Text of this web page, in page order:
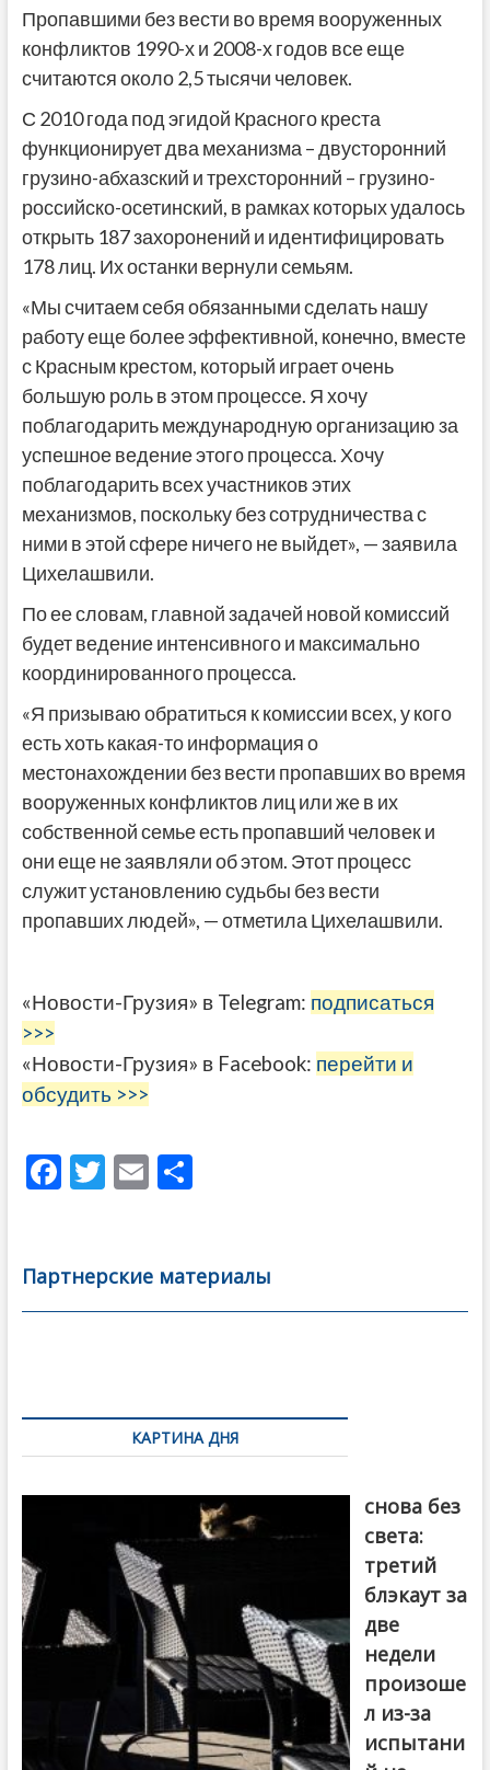
Пропавшими без вести во время вооруженных
конфликтов 1990-х и 2008-х годов все еще
считаются около 2,5 тысячи человек.
С 2010 года под эгидой Красного креста
функционирует два механизма – двусторонний
грузино-абхазский и трехсторонний – грузино-
российско-осетинский, в рамках которых удалось
открыть 187 захоронений и идентифицировать
178 лиц. Их останки вернули семьям.
«Мы считаем себя обязанными сделать нашу
работу еще более эффективной, конечно, вместе
с Красным крестом, который играет очень
большую роль в этом процессе. Я хочу
поблагодарить международную организацию за
успешное ведение этого процесса. Хочу
поблагодарить всех участников этих
механизмов, поскольку без сотрудничества с
ними в этой сфере ничего не выйдет», — заявила
Цихелашвили.
По ее словам, главной задачей новой комиссий
будет ведение интенсивного и максимально
координированного процесса.
«Я призываю обратиться к комиссии всех, у кого
есть хоть какая-то информация о
местонахождении без вести пропавших во время
вооруженных конфликтов лиц или же в их
собственной семье есть пропавший человек и
они еще не заявляли об этом. Этот процесс
служит установлению судьбы без вести
пропавших людей», — отметила Цихелашвили.
«Новости-Грузия» в Telegram: подписаться
>>>
«Новости-Грузия» в Facebook: перейти и
обсудить >>>
F
b
o
T
er
E
l
О
а
в
Партнерские материалы
по
записямКАРТИНА ДНЯ
снова без
света:
третий
блэкаут за
две
недели
произоше
л из-за
испытани